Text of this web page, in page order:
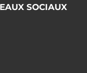
SOCIAUX